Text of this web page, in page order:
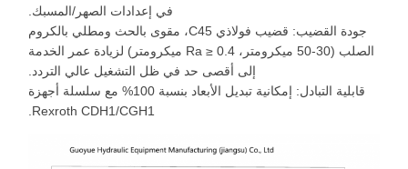
في إعدادات الصهر/المسبك.
جودة القضيب: قضيب فولاذي C45، مقوى بالحث ومطلي بالكروم
الصلب (30-50 ميكرومتر، Ra ≥ 0.4 ميكرومتر) لزيادة عمر الخدمة
إلى أقصى حد في ظل التشغيل عالي التردد.
قابلية التبادل: إمكانية تبديل الأبعاد بنسبة 100% مع سلسلة أجهزة
Rexroth CDH1/CGH1.